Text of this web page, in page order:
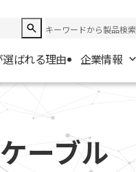
ばれる理由 企業情報
企業情報
会社概要
電材取扱商社一覧
ーブル